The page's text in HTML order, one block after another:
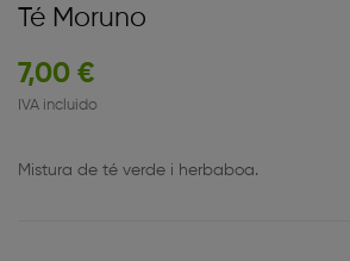
Té Moruno
7,00 €
IVA incluido
Mistura de té verde i herbaboa.